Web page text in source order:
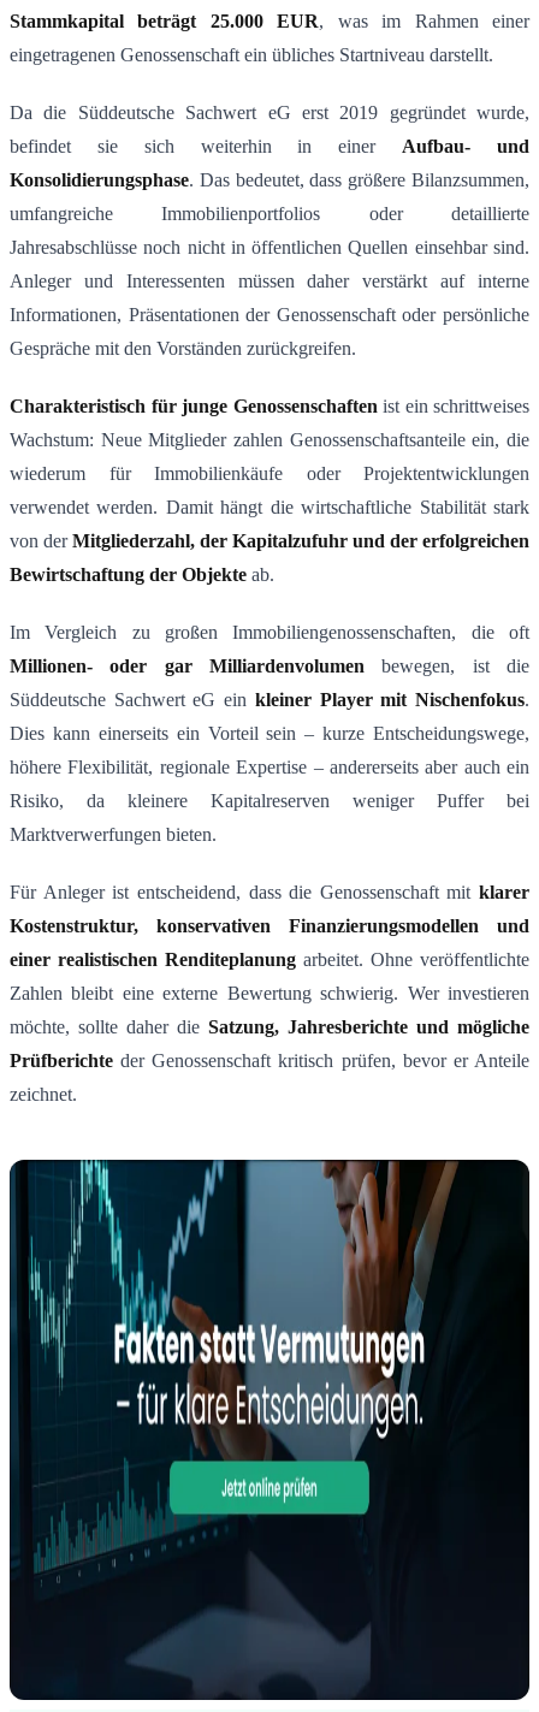
Stammkapital beträgt 25.000 EUR, was im Rahmen einer
eingetragenen Genossenschaft ein übliches Startniveau darstellt.
Da die Süddeutsche Sachwert eG erst 2019 gegründet wurde,
befindet sie sich weiterhin in einer Aufbau- und
Konsolidierungsphase. Das bedeutet, dass größere Bilanzsummen,
umfangreiche Immobilienportfolios oder detaillierte
Jahresabschlüsse noch nicht in öffentlichen Quellen einsehbar sind.
Anleger und Interessenten müssen daher verstärkt auf interne
Informationen, Präsentationen der Genossenschaft oder persönliche
Gespräche mit den Vorständen zurückgreifen.
Charakteristisch für junge Genossenschaften ist ein schrittweises
Wachstum: Neue Mitglieder zahlen Genossenschaftsanteile ein, die
wiederum für Immobilienkäufe oder Projektentwicklungen
verwendet werden. Damit hängt die wirtschaftliche Stabilität stark
von derMitgliederzahl, der Kapitalzufuhr und der erfolgreichen
Bewirtschaftung der Objekte ab.
Im Vergleich zu großen Immobiliengenossenschaften, die oft
Millionen- oder gar Milliardenvolumen bewegen, ist die
Süddeutsche Sachwert eG ein kleiner Player mit Nischenfokus.
Dies kann einerseits ein Vorteil sein – kurze Entscheidungswege,
höhere Flexibilität, regionale Expertise – andererseits aber auch ein
Risiko, da kleinere Kapitalreserven weniger Puffer bei
Marktverwerfungen bieten.
Für Anleger ist entscheidend, dass die Genossenschaft mit klarer
Kostenstruktur, konservativen Finanzierungsmodellen und
einer realistischen Renditeplanung arbeitet. Ohne veröffentlichte
Zahlen bleibt eine externe Bewertung schwierig. Wer investieren
möchte, sollte daher die Satzung, Jahresberichte und mögliche
Prüfberichte der Genossenschaft kritisch prüfen, bevor er Anteile
zeichnet.